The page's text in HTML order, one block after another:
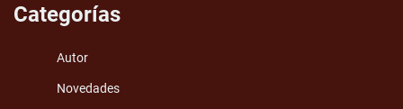
Categorías
Autor
Novedades